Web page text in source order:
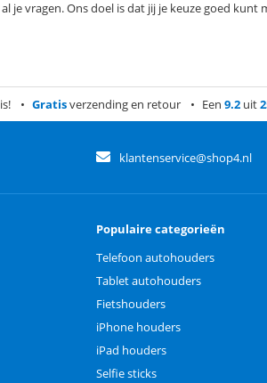
je vragen. Ons doel is dat jij je keuze goed kunt
Gratisverzending en retour Een 9.2 uit
klantenservice@shop4.nl
Populaire categorieën
Telefoon autohouders
Tablet autohouders
Fietshouders
iPhone houders
iPad houders
Selfie sticks